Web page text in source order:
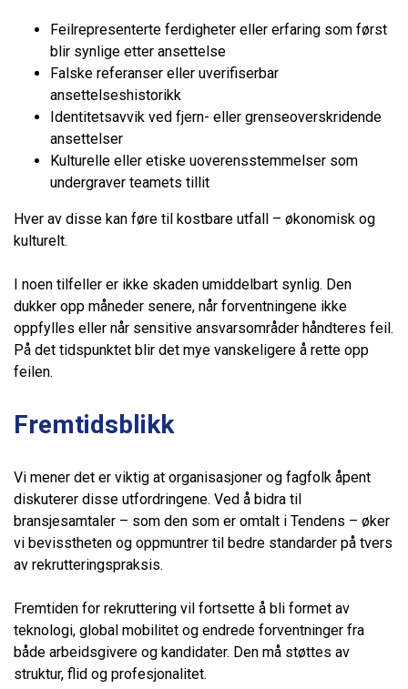
Feilrepresenterte ferdigheter eller erfaring som først
blir synlige etter ansettelse
Falske referanser eller uverifiserbar
ansettelseshistorikk
Identitetsavvik ved fjern- eller grenseoverskridende
ansettelser
Kulturelle eller etiske uoverensstemmelser som
undergraver teamets tillit
Hver av disse kan føre til kostbare utfall – økonomisk og
kulturelt.
I noen tilfeller er ikke skaden umiddelbart synlig. Den
dukker opp måneder senere, når forventningene ikke
oppfylles eller når sensitive ansvarsområder håndteres feil.
På det tidspunktet blir det mye vanskeligere å rette opp
feilen.
Fremtidsblikk
Vi mener det er viktig at organisasjoner og fagfolk åpent
diskuterer disse utfordringene. Ved å bidra til
bransjesamtaler – som den som er omtalt i Tendens – øker
vi bevisstheten og oppmuntrer til bedre standarder på tvers
av rekrutteringspraksis.
Fremtiden for rekruttering vil fortsette å bli formet av
teknologi, global mobilitet og endrede forventninger fra
både arbeidsgivere og kandidater. Den må støttes av
struktur, flid og profesjonalitet.